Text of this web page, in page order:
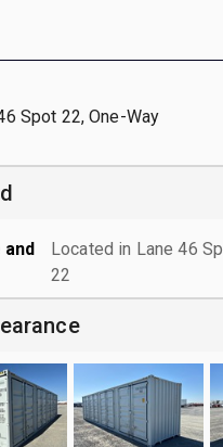
Spot 22, One-Way
and
Located in Lane 46
22